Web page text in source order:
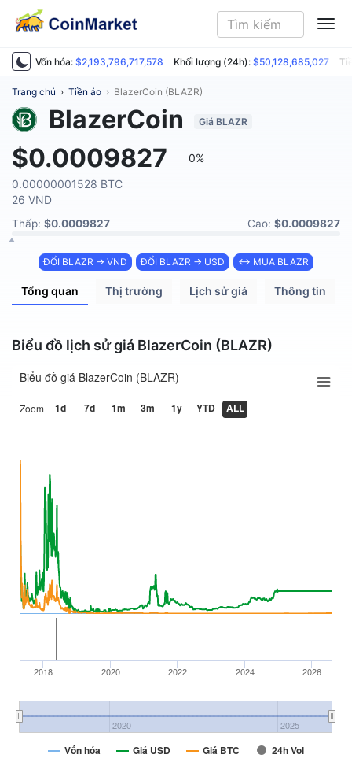
Vốn hóa: $2,193,796,717,578 Khối lượng (24h): $50,128,685,027
Trang chủ › Tiền ảo › BlazerCoin (BLAZR)
BlazerCoin Giá BLAZR
$0.0009827
0%
0.00000001528 BTC
26 VND
Thấp: $0.0009827 Cao: $0.0009827
ĐỔI BLAZR → VND ĐỔI BLAZR → USD ↔ MUA BLAZR
Tổng quan Thị trường Lịch sử giá Thông tin
Biểu đồ lịch sử giá BlazerCoin (BLAZR)
Zoom 1d 7d 1m 3m 1y YTD ALL
Biểu đồ giá BlazerCoin (BLAZR)
Vốn hóa Giá USD Giá BTC 24h Vol
2018 2020 2022 2024 2026
2020 2025